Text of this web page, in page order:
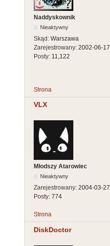
Naddyskownik
Nieaktywny
Skąd: Warszawa
Zarejestrowany: 2002-06-17
Posty: 11,122
Strona
VLX
Młodszy Atarowiec
Nieaktywny
Zarejestrowany: 2004-03-27
Posty: 774
Strona
DiskDoctor